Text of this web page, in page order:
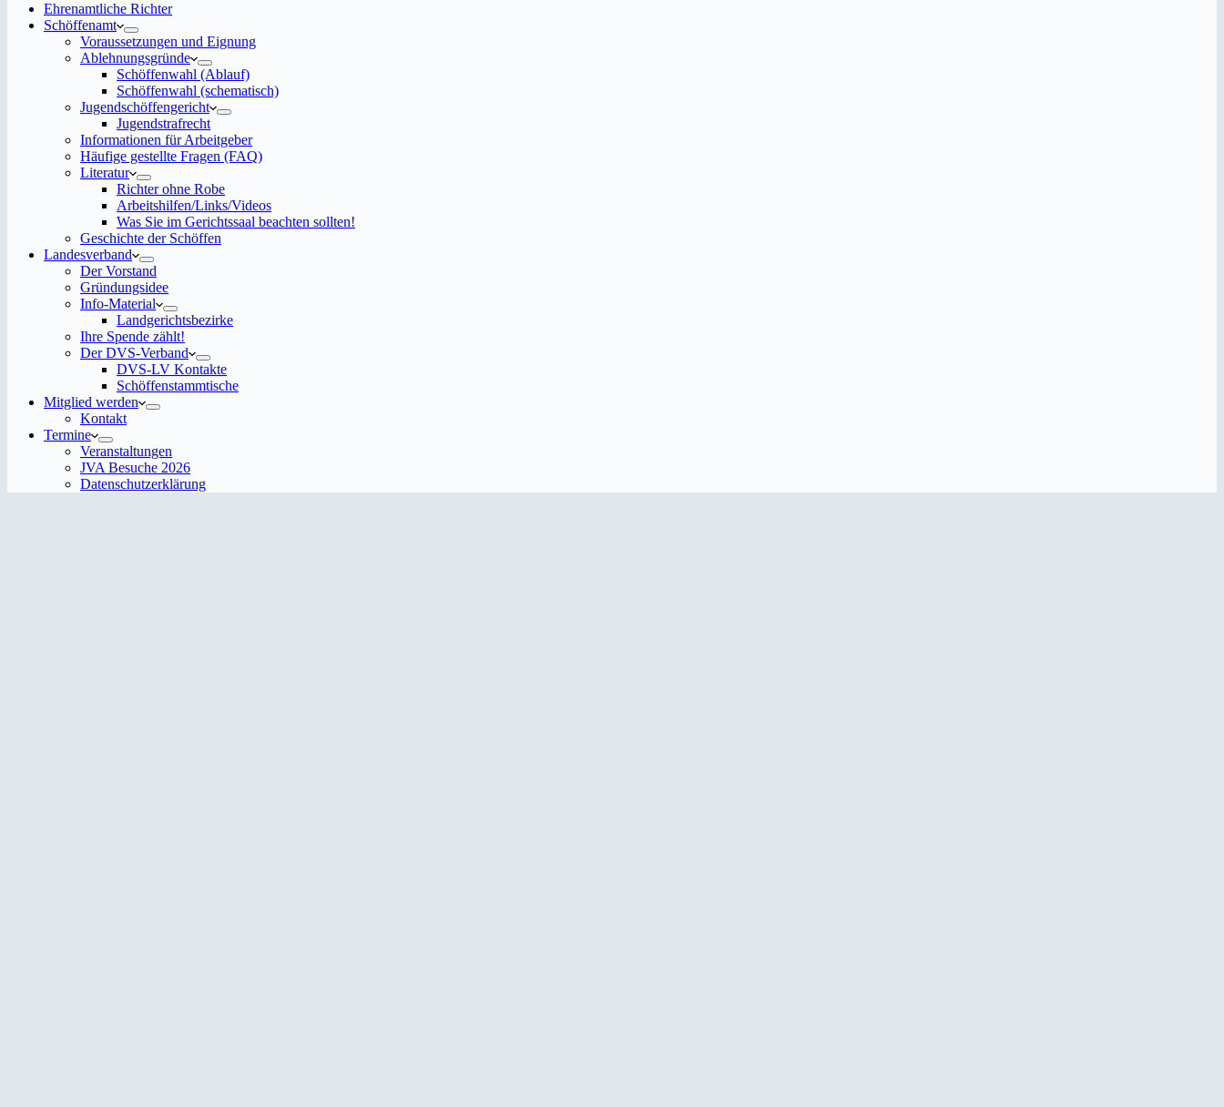
Ehrenamtliche Richter
Schöffenamt
Voraussetzungen und Eignung
Ablehnungsgründe
Schöffenwahl (Ablauf)
Schöffenwahl (schematisch)
Jugendschöffengericht
Jugendstrafrecht
Informationen für Arbeitgeber
Häufige gestellte Fragen (FAQ)
Literatur
Richter ohne Robe
Arbeitshilfen/Links/Videos
Was Sie im Gerichtssaal beachten sollten!
Geschichte der Schöffen
Landesverband
Der Vorstand
Gründungsidee
Info-Material
Landgerichtsbezirke
Ihre Spende zählt!
Der DVS-Verband
DVS-LV Kontakte
Schöffenstammtische
Mitglied werden
Kontakt
Termine
Veranstaltungen
JVA Besuche 2026
Datenschutz­erklärung